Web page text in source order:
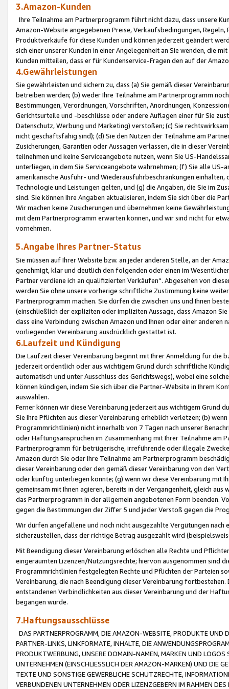
3.Amazon-Kunden
Ihre Teilnahme am Partnerprogramm führt nicht dazu, dass unsere
Amazon-Website angegebenen Preise, Verkaufsbedingungen,
Produktverkäufe für diese Kunden und können jederzeit geändert
sich einer unserer Kunden in einer Angelegenheit an Sie wenden, die
Kunden mitteilen, dass er für Kundenservice-Fragen den auf der
4.Gewährleistungen
Sie gewährleisten und sichern zu, dass (a) Sie gemäß dieser
betreiben werden; (b) weder Ihre Teilnahme am Partnerprogramm
Bestimmungen, Verordnungen, Vorschriften, Anordnungen,
Gerichtsurteile und -beschlüsse oder andere Auflagen einer für Sie
Datenschutz, Werbung und Marketing) verstoßen; (c) Sie
nicht geschäftsfähig sind); (d) Sie den Nutzen der Teilnahme am
Zusicherungen, Garantien oder Aussagen verlassen, die in dieser
teilnehmen und keine Serviceangebote nutzen, wenn Sie US-
unterliegen, in dem Sie Serviceangebote wahrnehmen; (f) Sie alle
amerikanische Ausfuhr- und Wiederausfuhrbeschränkungen
Technologie und Leistungen gelten, und (g) die Angaben, die Sie im
sind. Sie können Ihre Angaben aktualisieren, indem Sie sich über die
Wir machen keine Zusicherungen und übernehmen keine
mit dem Partnerprogramm erwarten können, und wir sind nicht für
vornehmen.
5.Angabe Ihres Partner-Status
Sie müssen auf Ihrer Website bzw. an jeder anderen Stelle, an der
genehmigt, klar und deutlich den folgenden oder einen im
Partner verdiene ich an qualifizierten Verkäufen“. Abgesehen von
werden Sie ohne unsere vorherige schriftliche Zustimmung keine
Partnerprogramm machen. Sie dürfen die zwischen uns und Ihnen
(einschließlich der expliziten oder impliziten Aussage, dass Amazon
dass eine Verbindung zwischen Amazon und Ihnen oder einer
vorliegenden Vereinbarung ausdrücklich gestattet ist.
6.Laufzeit und Kündigung
Die Laufzeit dieser Vereinbarung beginnt mit Ihrer Anmeldung für die
jederzeit ordentlich oder aus wichtigem Grund durch schriftliche
automatisch und unter Ausschluss des Gerichtswegs), wobei eine
können kündigen, indem Sie sich über die Partner-Website in Ihrem
auswählen.
Ferner können wir diese Vereinbarung jederzeit aus wichtigem Grund
Sie Ihre Pflichten aus dieser Vereinbarung erheblich verletzen; (b)
Programmrichtlinien) nicht innerhalb von 7 Tagen nach unserer
oder Haftungsansprüchen im Zusammenhang mit Ihrer Teilnahme am
Partnerprogramm für betrügerische, irreführende oder illegale
Amazon durch Sie oder Ihre Teilnahme am Partnerprogramm
dieser Vereinbarung oder den gemäß dieser Vereinbarung von den
oder künftig unterliegen könnte; (g) wenn wir diese Vereinbarung mit
gemeinsam mit Ihnen agieren, bereits in der Vergangenheit, gleich
das Partnerprogramm in der allgemein angebotenen Form beenden.
gegen die Bestimmungen der Ziffer 5 und jeder Verstoß gegen die
Wir dürfen angefallene und noch nicht ausgezahlte Vergütungen
sicherzustellen, dass der richtige Betrag ausgezahlt wird
Mit Beendigung dieser Vereinbarung erlöschen alle Rechte und
eingeräumten Lizenzen/Nutzungsrechte; hiervon ausgenommen sind
Programmrichtlinien festgelegten Rechte und Pflichten der Parteien
Vereinbarung, die nach Beendigung dieser Vereinbarung
entstandenen Verbindlichkeiten aus dieser Vereinbarung und der
begangen wurde.
7.Haftungsausschlüsse
DAS PARTNERPROGRAMM, DIE AMAZON-WEBSITE, PRODUKTE UND
PARTNER-LINKS, LINKFORMATE, INHALTE, DIE
PRODUKTWERBUNG, UNSERE DOMAIN-NAMEN, MARKEN UND
UNTERNEHMEN (EINSCHLIESSLICH DER AMAZON-MARKEN) UND DIE
TEXTE UND SONSTIGE GEWERBLICHE SCHUTZRECHTE,
VERBUNDENEN UNTERNEHMEN ODER LIZENZGEBERN IM RAHMEN